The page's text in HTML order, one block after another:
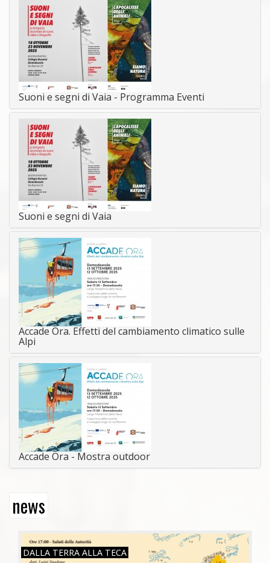
Suoni e segni di Vaia - Programma Eventi
Suoni e segni di Vaia
Accade Ora. Effetti del cambiamento climatico sulle
Alpi
Accade Ora - Mostra outdoor
news
DALLA TERRA ALLA TECA
SAB, 26/07/2025